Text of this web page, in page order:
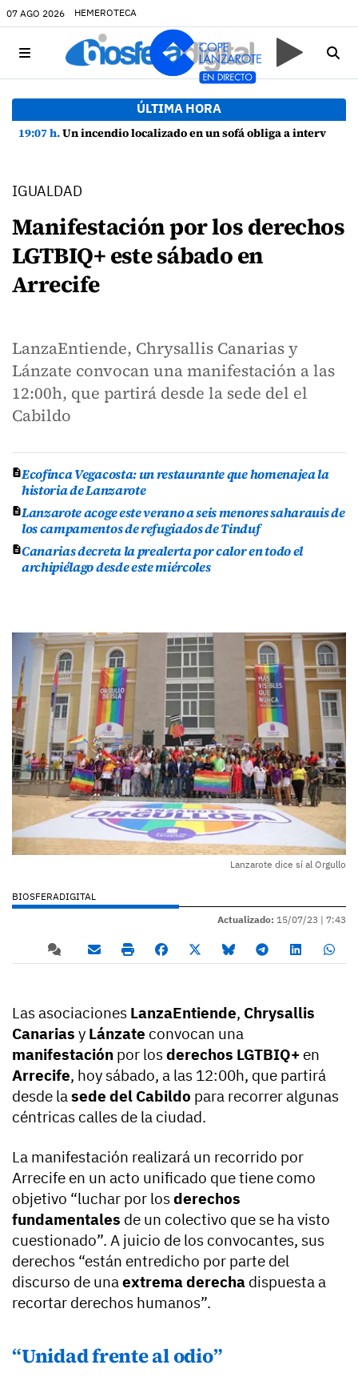
07 AGO 2026 HEMEROTECA
ÚLTIMA HORA
19:07 h.Un incendio localizado en un sofá obliga a intervenir en una vivienda de Playa Honda
IGUALDAD
Manifestación por los derechos
LGTBIQ+ este sábado en
Arrecife
LanzaEntiende, Chrysallis Canarias y
Lánzate convocan una manifestación a las
12:00h, que partirá desde la sede del el
Cabildo
Ecofinca Vegacosta: un restaurante que homenajea la
historia de Lanzarote
Lanzarote acoge este verano a seis menores saharauis de
los campamentos de refugiados de Tinduf
Canarias decreta la prealerta por calor en todo el
archipiélago desde este miércoles
Lanzarote dice sí al Orgullo
BIOSFERADIGITAL
Actualizado: 15/07/23 | 7:43
Las asociaciones LanzaEntiende, Chrysallis
Canarias y Lánzate convocan una
manifestación por losderechos LGTBIQ+ en
Arrecife, hoy sábado, a las 12:00h, que partirá
desde lasede del Cabildo para recorrer algunas
céntricas calles de la ciudad.
La manifestación realizará un recorrido por
Arrecife en un acto unificado que tiene como
objetivo “luchar por losderechos
fundamentales de un colectivo que se ha visto
cuestionado”. A juicio de los convocantes, sus
derechos “están entredicho por parte del
discurso de unaextrema derecha dispuesta a
recortar derechos humanos”.
“Unidad frente al odio”